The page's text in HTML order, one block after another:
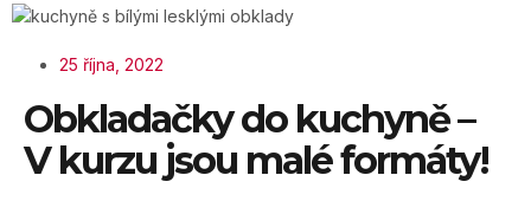
25 října, 2022
Obkladačky do kuchyně –
V kurzu jsou malé formáty!